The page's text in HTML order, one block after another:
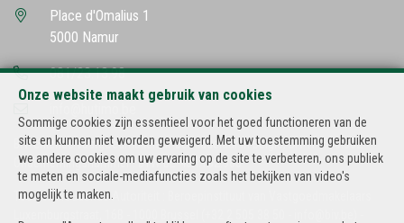
Onze website maakt gebruik van cookies
Sommige cookies zijn essentieel voor het goed functioneren van de
site en kunnen niet worden geweigerd. Met uw toestemming gebruiken
we andere cookies om uw ervaring op de site te verbeteren, ons publiek
te meten en sociale-mediafuncties zoals het bekijken van video's
mogelijk te maken.
Place d'Omalius 1
5000 Namur
081/23.13.98
BIV-erkende vastgoedmakelaar-bemiddelaar in België, BIV N° 500.502
Ondernemingsnummer : BTW BE-434.182.985
Toezichthoudende Autoriteit : Beroepinstituut van Vastgoedmakelaars